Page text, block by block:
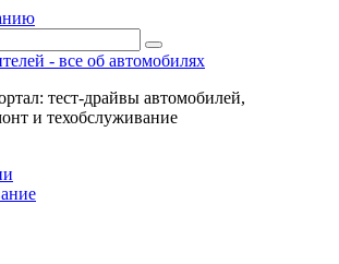
- все об автомобилях
тест-драйвы автомобилей,
и техобслуживание